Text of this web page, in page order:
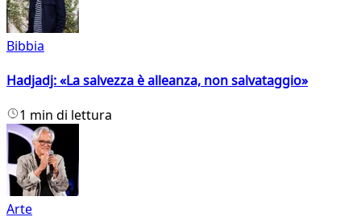
Bibbia
Hadjadj: «La salvezza è alleanza, non salvataggio»
1 min di lettura
Arte